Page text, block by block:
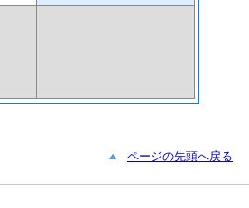
ページの先頭へ戻る